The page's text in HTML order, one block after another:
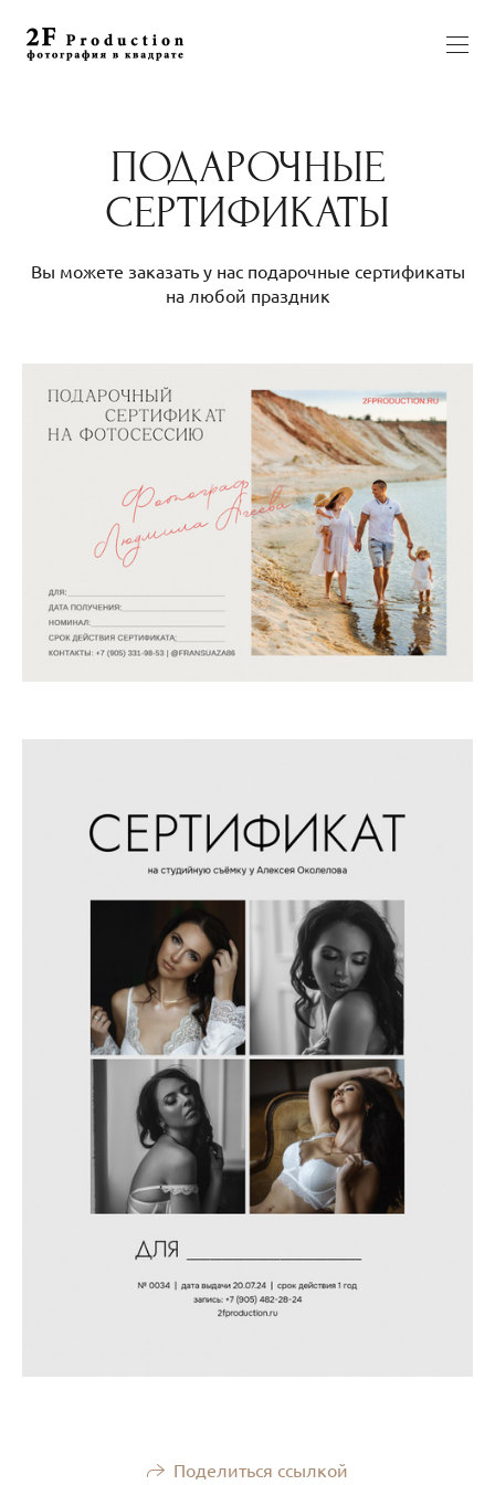
ПОДАРОЧНЫЕ
СЕРТИФИКАТЫ
Вы можете заказать у нас подарочные сертификаты
на любой праздник
Поделиться ссылкой